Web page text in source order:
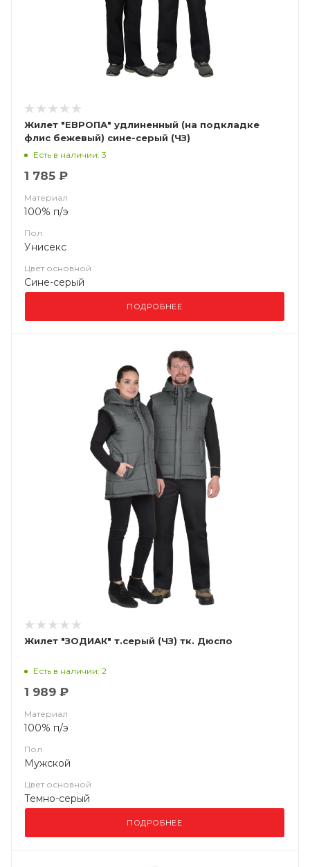
Жилет "ЕВРОПА" удлиненный (на подкладке
флис бежевый) сине-серый (ЧЗ)
Есть в наличии: 3
1 785 ₽
Материал
100% п/э
Пол
Унисекс
Цвет основной
Сине-серый
ПОДРОБНЕЕ
Жилет "ЗОДИАК" т.серый (ЧЗ) тк. Дюспо
Есть в наличии: 2
1 989 ₽
Материал
100% п/э
Пол
Мужской
Цвет основной
Темно-серый
ПОДРОБНЕЕ